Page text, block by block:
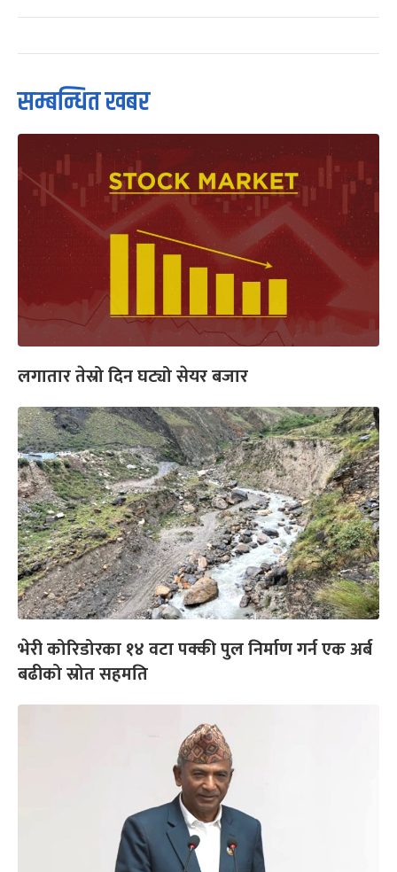
सम्बन्धित खबर
लगातार तेस्रो दिन घट्यो सेयर बजार
भेरी कोरिडोरका १४ वटा पक्की पुल निर्माण गर्न एक अर्ब
बढीको स्रोत सहमति